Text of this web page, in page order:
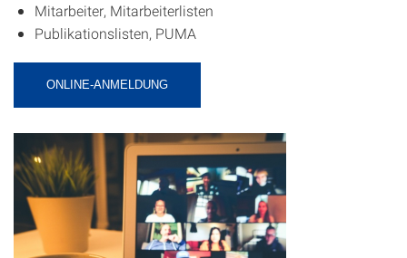
Mitarbeiter, Mitarbeiterlisten
Publikationslisten, PUMA
ONLINE-ANMELDUNG